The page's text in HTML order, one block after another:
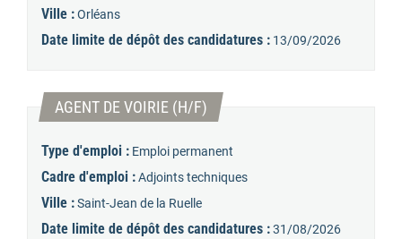
Ville :Orléans
Date limite de dépôt des candidatures : 13/09/2026
AGENT DE VOIRIE (H/F) (Nouvelle fenêtre)
Type d'emploi : Emploi permanent
Cadre d'emploi :Adjoints techniques
Ville :Saint-Jean de la Ruelle
Date limite de dépôt des candidatures :31/08/2026